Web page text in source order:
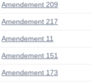
Amendement 209
Amendement 217
Amendement 11
Amendement 151
Amendement 173